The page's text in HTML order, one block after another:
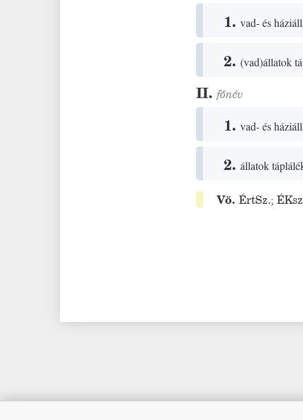
1.vad- és
2.(vad)állatok
II.főnév
1.vad- és
2.állatok
Vö.ÉrtSz.;